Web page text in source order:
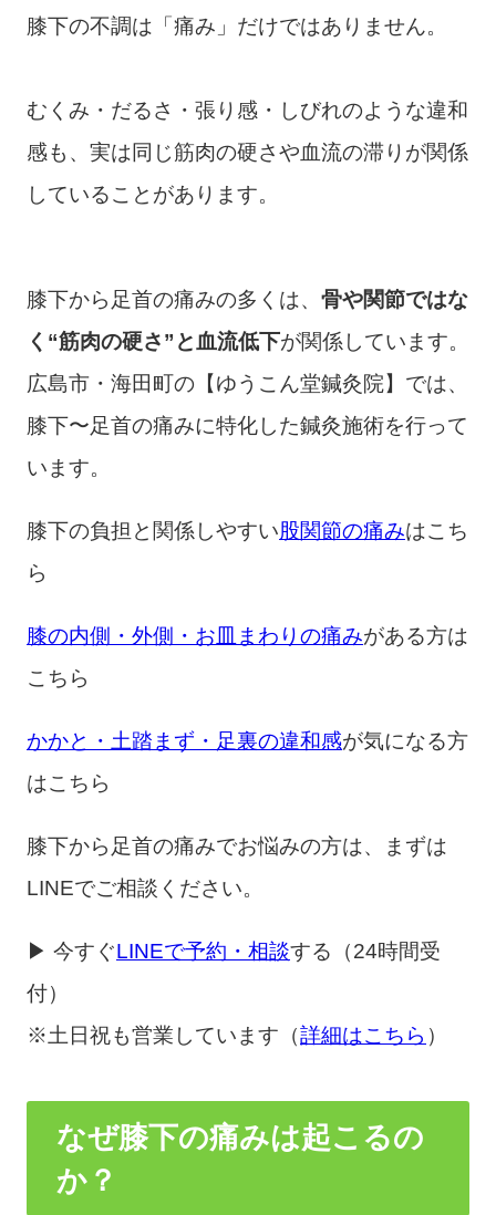
膝下の不調は「痛み」だけではありません。
むくみ・だるさ・張り感・しびれのような違和
感も、実は同じ筋肉の硬さや血流の滞りが関係
していることがあります。
膝下から足首の痛みの多くは、 骨や関節ではな
く“筋肉の硬さ”と血流低下が関係しています。
広島市・海田町の【ゆうこん堂鍼灸院】では、
膝下〜足首の痛みに特化した鍼灸施術を行って
います。
膝下の負担と関係しやすい 股関節の痛みはこち
ら
膝の内側・外側・お皿まわりの痛みがある方は
こちら
かかと・土踏まず・足裏の違和感が気になる方
はこちら
膝下から足首の痛みでお悩みの方は、まずは
LINEでご相談ください。
▶ 今すぐLINEで予約・相談する（24時間受
付）
※土日祝も営業しています（詳細はこちら ）
なぜ膝下の痛みは起こるの
か？